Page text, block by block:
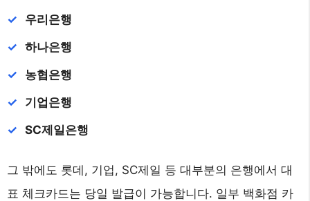
우리은행
하나은행
농협은행
기업은행
SC제일은행
그 밖에도 롯데, 기업, SC제일 등 대부분의 은행에서 대
표 체크카드는 당일 발급이 가능합니다. 일부 백화점 카